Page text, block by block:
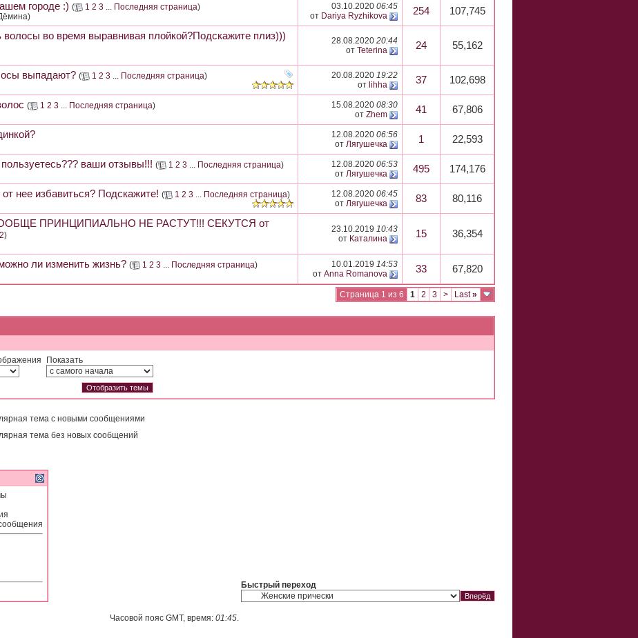
городе :) ( 1 2 3 ... Последняя страница)
03.10.2020 06:45
от Dariya Ryzhikova 254 107,745
во время выравнивая плойкой?Подскажите плиз))) 28.08.2020 20:44
от Teterina 24 55,162
выпадают? ( 1 2 3 ... Последняя страница)
20.08.2020 19:22
от lihha 37 102,698
( 1 2 3 ... Последняя страница)
15.08.2020 08:30
от Zhem 41 67,806
12.08.2020 06:56
от Лягушечка 1 22,593
ваши отзывы!!! ( 1 2 3 ... Последняя страница)
12.08.2020 06:53
от Лягушечка 495 174,176
нее избавиться? Подскажите! ( 1 2 3 ... Последняя страница)
12.08.2020 06:45
от Лягушечка 83 80,116
ПРИНЦИПИАЛЬНО НЕ РАСТУТ!!! СЕКУТСЯ от
2)
23.10.2019 10:43
от Каталина 15 36,354
ли изменить жизнь? ( 1 2 3 ... Последняя страница)
10.01.2019 14:53
от Anna Romanova 33 67,820
Страница 1 из 6 1 2 3 > Last»
Показать
тема с новыми сообщениями
тема без новых сообщений
Быстрый переход
Часовой пояс GMT, время: 01:45.